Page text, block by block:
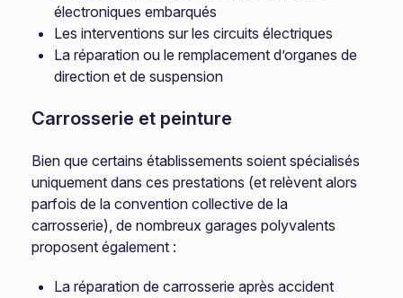
électroniques embarqués
Les interventions sur les circuits électriques
La réparation ou le remplacement d’organes de
direction et de suspension
Carrosserie et peinture
Bien que certains établissements soient spécialisés
uniquement dans ces prestations (et relèvent alors
parfois de la convention collective de la
carrosserie), de nombreux garages polyvalents
proposent également :
La réparation de carrosserie après accident